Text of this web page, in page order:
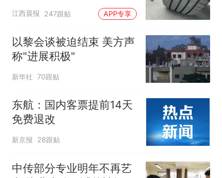
修理店铺换胎价格高达千
元，官方发布情况通报
江西晨报 247跟贴 APP专享
以黎会谈被迫结束 美方声
称"进展积极"
新华社 70跟贴
东航：国内客票提前14天
免费退改
新京报 28跟贴
中传部分专业明年不再艺